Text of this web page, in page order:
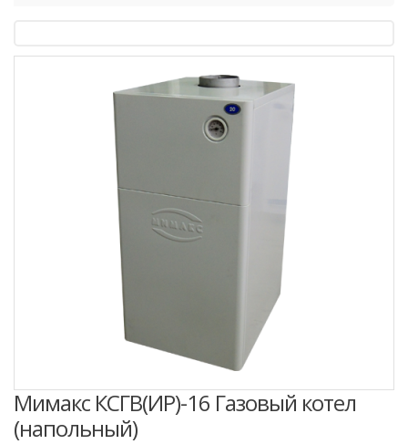
Мимакс КСГВ(ИР)-16 Газовый котел
(напольный)